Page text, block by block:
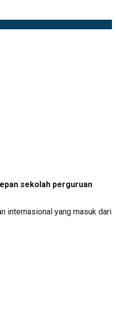
sekolah perguruan
internasional yang masuk dari